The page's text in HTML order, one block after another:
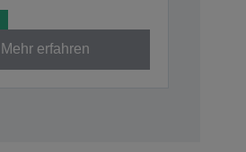
Mehr erfahren